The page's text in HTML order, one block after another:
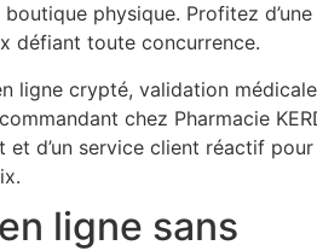
physique. Profitez
défiant toute concurrence.
ligne crypté, validation
chez Pharmacie
d’un service client réactif
ligne sans